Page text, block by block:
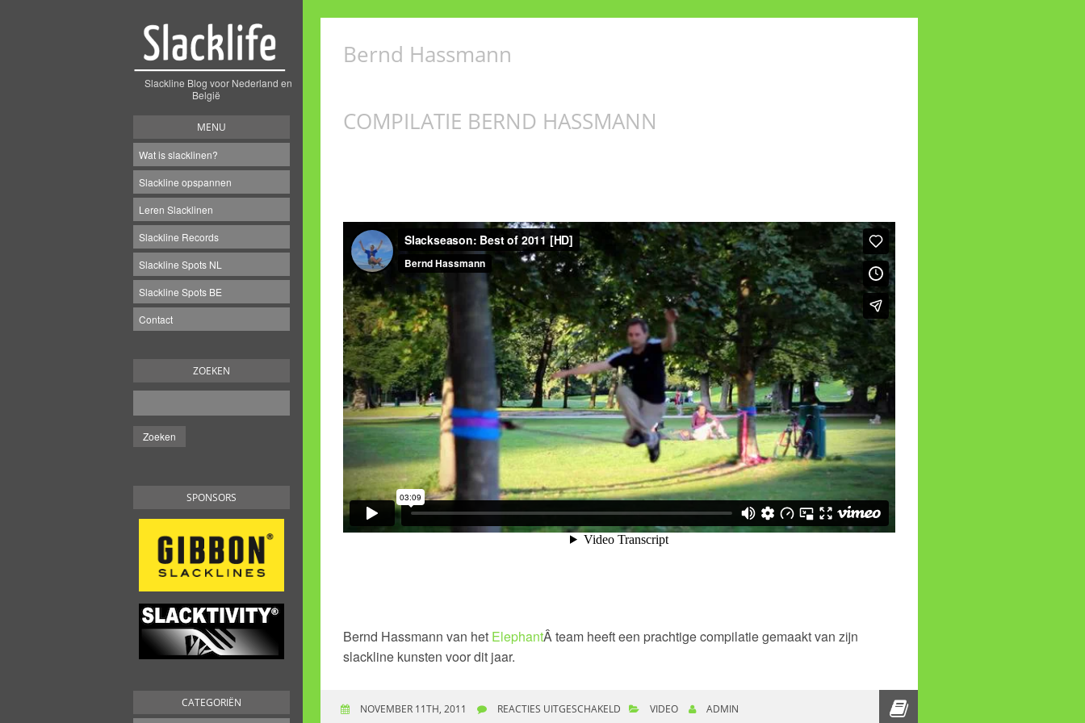
Slackline Blog voor Nederland en
België
MENU
Wat is slacklinen?
Slackline opspannen
Leren Slacklinen
Slackline Records
Slackline Spots NL
Slackline Spots BE
Contact
ZOEKEN
SPONSORS
CATEGORIËN
Bernd Hassmann
COMPILATIE BERND HASSMANN
Bernd Hassmann van het ElephantÂ team heeft een prachtige compilatie gemaakt van zijn
slackline kunsten voor dit jaar.
NOVEMBER 11TH, 2011 REACTIES UITGESCHAKELD VOOR COMPILATIE BERND HASSMANN
VIDEO ADMIN